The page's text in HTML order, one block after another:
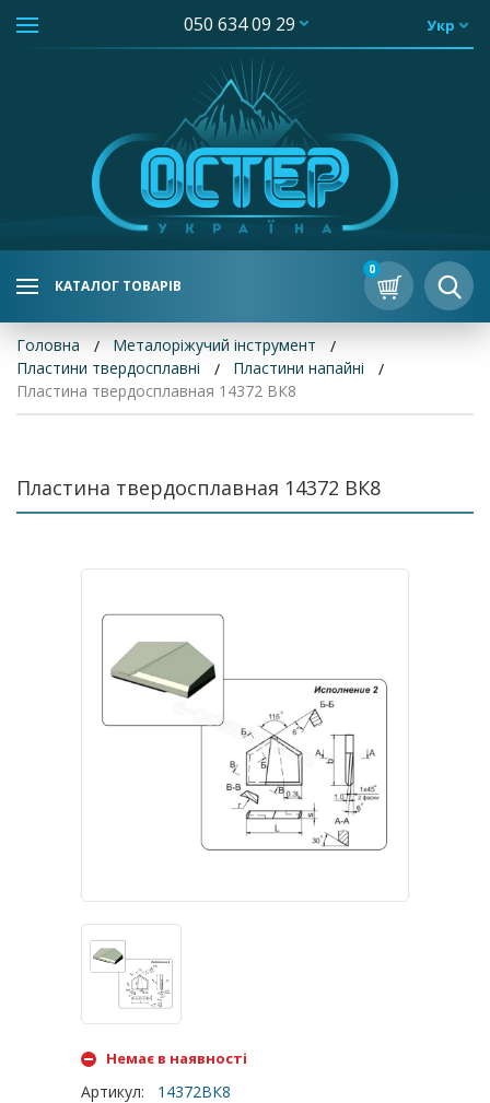
050 634 09 29 Укр
КАТАЛОГ ТОВАРІВ
0
Головна
Металоріжучий інструмент
Пластини твердосплавні
Пластини напайні
Пластина твердосплавная 14372 ВК8
Пластина твердосплавная 14372 ВК8
Немає в наявності
Артикул:
14372ВК8